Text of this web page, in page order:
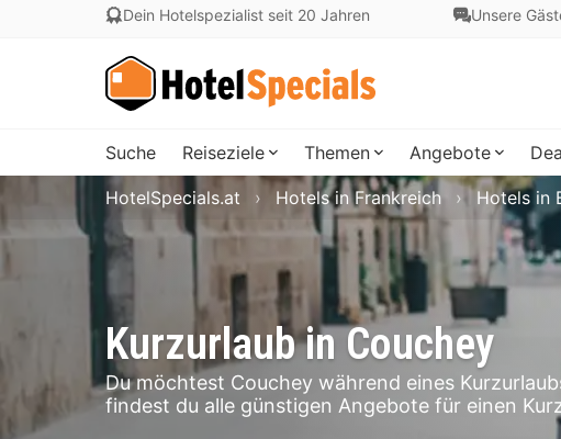
Dein Hotelspezialist seit 20 Jahren Unsere
Suche Reiseziele Themen Angebote
Kurzurlaub in Couchey
Du möchtest Couchey während eines
findest du alle günstigen Angebote für einen
HotelSpecials.at Hotels in Frankreich Hotels in